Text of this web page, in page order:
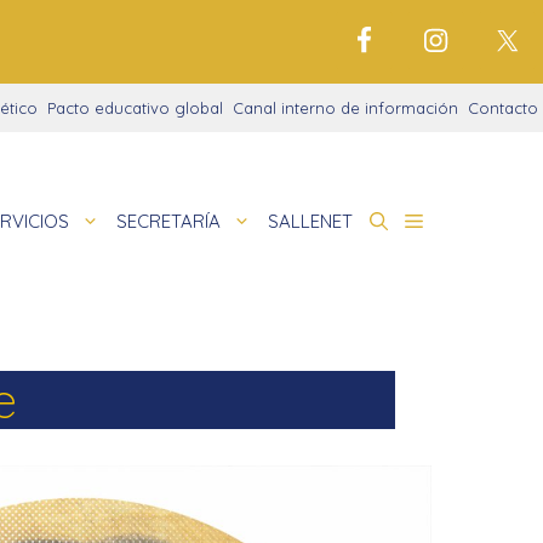
Pacto educativo global Canal interno de información Contacto
didácticas
justo
SECRETARÍA SALLENET